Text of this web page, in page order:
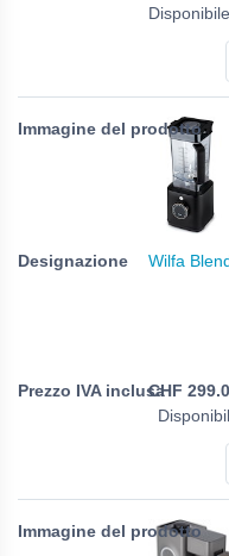
Disponibile
Wilfa
CHF